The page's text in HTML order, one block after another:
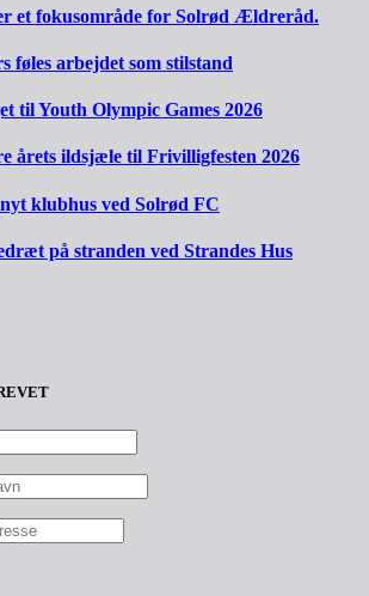
et fokusområde for Solrød Ældreråd.
føles arbejdet som stilstand
til Youth Olympic Games 2026
årets ildsjæle til Frivilligfesten 2026
klubhus ved Solrød FC
på stranden ved Strandes Hus